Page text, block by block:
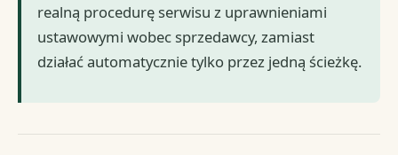
realną procedurę serwisu z uprawnieniami
ustawowymi wobec sprzedawcy, zamiast
działać automatycznie tylko przez jedną ścieżkę.